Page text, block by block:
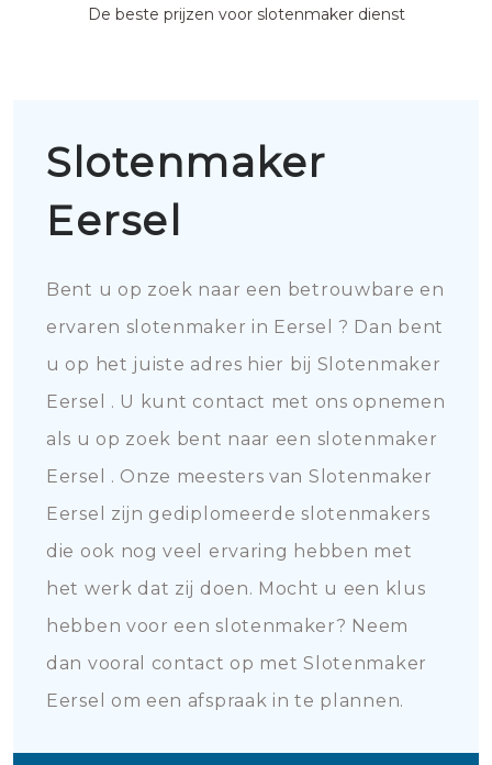
De beste prijzen voor slotenmaker dienst
Slotenmaker
Eersel
Bent u op zoek naar een betrouwbare en
ervaren slotenmaker in Eersel ? Dan bent
u op het juiste adres hier bij Slotenmaker
Eersel . U kunt contact met ons opnemen
als u op zoek bent naar een slotenmaker
Eersel . Onze meesters van Slotenmaker
Eersel zijn gediplomeerde slotenmakers
die ook nog veel ervaring hebben met
het werk dat zij doen. Mocht u een klus
hebben voor een slotenmaker? Neem
dan vooral contact op met Slotenmaker
Eersel om een afspraak in te plannen.